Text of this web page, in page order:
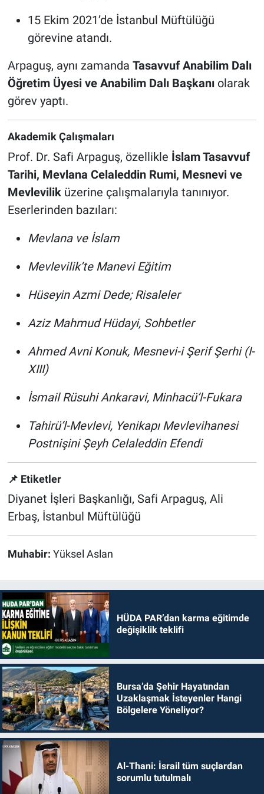
15 Ekim 2021’de İstanbul Müftülüğü
görevine atandı.
Arpaguş, aynı zamanda Tasavvuf Anabilim Dalı
Öğretim Üyesi ve Anabilim Dalı Başkanıolarak
görev yaptı.
Akademik Çalışmaları
Prof. Dr. Safi Arpaguş, özellikle İslam Tasavvuf
Tarihi, Mevlana Celaleddin Rumi, Mesnevi ve
Mevleviliküzerine çalışmalarıyla tanınıyor.
Eserlerinden bazıları:
Mevlana ve İslam
Mevlevilik’te Manevi Eğitim
Hüseyin Azmi Dede; Risaleler
Aziz Mahmud Hüdayi, Sohbetler
Ahmed Avni Konuk, Mesnevi-i Şerif Şerhi (I-
XIII)
İsmail Rüsuhi Ankaravi, Minhacü’l-Fukara
Tahirü’l-Mevlevi, Yenikapı Mevlevihanesi
Postnişini Şeyh Celaleddin Efendi
📌 Etiketler
Diyanet İşleri Başkanlığı, Safi Arpaguş, Ali
Erbaş, İstanbul Müftülüğü
Muhabir: Yüksel Aslan
HÜDA PAR’dan karma eğitimde
değişiklik teklifi
Bursa’da Şehir Hayatından
Uzaklaşmak İsteyenler Hangi
Bölgelere Yöneliyor?
Al-Thani: İsrail tüm suçlardan
sorumlu tutulmalı